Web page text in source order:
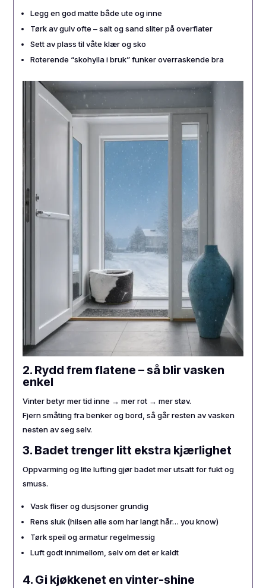
Legg en god matte både ute og inne
Tørk av gulv ofte – salt og sand sliter på overflater
Sett av plass til våte klær og sko
Roterende “skohylla i bruk” funker overraskende bra
2. Rydd frem flatene – så blir vasken
enkel
Vinter betyr mer tid inne → mer rot → mer støv.
Fjern småting fra benker og bord, så går resten av vasken
nesten av seg selv.
3. Badet trenger litt ekstra kjærlighet
Oppvarming og lite lufting gjør badet mer utsatt for fukt og
smuss.
Vask fliser og dusjsoner grundig
Rens sluk (hilsen alle som har langt hår… you know)
Tørk speil og armatur regelmessig
Luft godt innimellom, selv om det er kaldt
4. Gi kjøkkenet en vinter-shine